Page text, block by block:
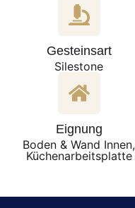
Gesteinsart
Silestone
Eignung
Boden & Wand Innen,
Küchenarbeitsplatte